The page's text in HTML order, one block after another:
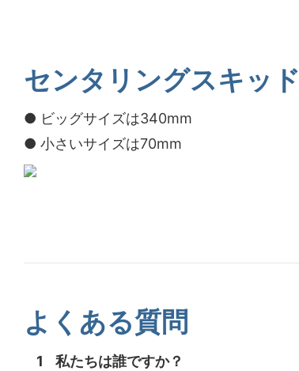
センタリングスキッド
● ビッグサイズは340mm
● 小さいサイズは70mm
よくある質問
1
私たちは誰ですか？